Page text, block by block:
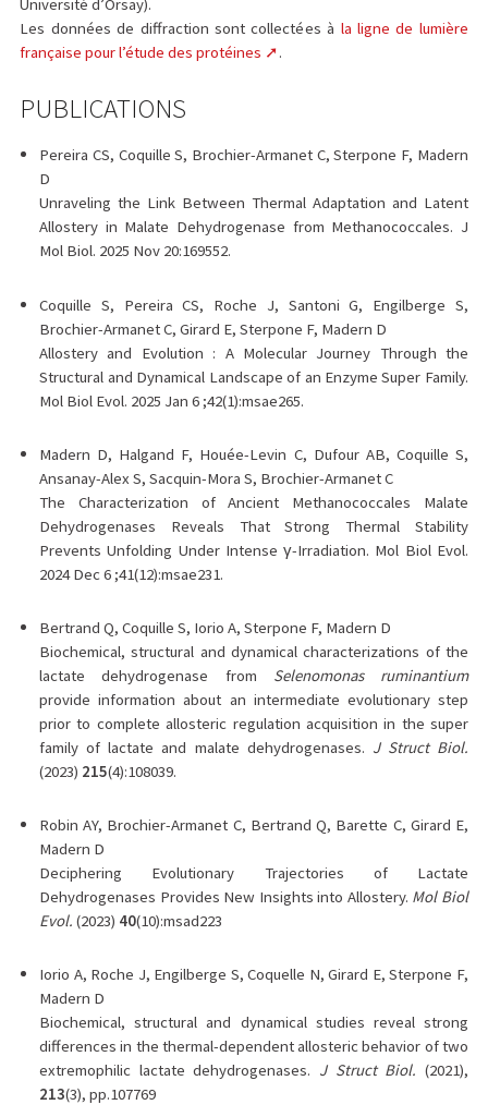
Université d’Orsay).
Les données de diffraction sont collectées à la ligne de lumière
française pour l’étude des protéines
.
PUBLICATIONS
Pereira CS, Coquille S, Brochier-Armanet C, Sterpone F, Madern
D
Unraveling the Link Between Thermal Adaptation and Latent
Allostery in Malate Dehydrogenase from Methanococcales. J
Mol Biol. 2025 Nov 20:169552.
Coquille S, Pereira CS, Roche J, Santoni G, Engilberge S,
Brochier-Armanet C, Girard E, Sterpone F, Madern D
Allostery and Evolution : A Molecular Journey Through the
Structural and Dynamical Landscape of an Enzyme Super Family.
Mol Biol Evol. 2025 Jan 6 ;42(1):msae265.
Madern D, Halgand F, Houée-Levin C, Dufour AB, Coquille S,
Ansanay-Alex S, Sacquin-Mora S, Brochier-Armanet C
The Characterization of Ancient Methanococcales Malate
Dehydrogenases Reveals That Strong Thermal Stability
Prevents Unfolding Under Intense γ-Irradiation. Mol Biol Evol.
2024 Dec 6 ;41(12):msae231.
Bertrand Q, Coquille S, Iorio A, Sterpone F, Madern D
Biochemical, structural and dynamical characterizations of the
lactate dehydrogenase from Selenomonas ruminantium
provide information about an intermediate evolutionary step
prior to complete allosteric regulation acquisition in the super
family of lactate and malate dehydrogenases. J Struct Biol.
(2023) 215(4):108039.
Robin AY, Brochier-Armanet C, Bertrand Q, Barette C, Girard E,
Madern D
Deciphering Evolutionary Trajectories of Lactate
Dehydrogenases Provides New Insights into Allostery. Mol Biol
Evol. (2023) 40(10):msad223
Iorio A, Roche J, Engilberge S, Coquelle N, Girard E, Sterpone F,
Madern D
Biochemical, structural and dynamical studies reveal strong
differences in the thermal-dependent allosteric behavior of two
extremophilic lactate dehydrogenases. J Struct Biol. (2021),
213(3), pp.107769